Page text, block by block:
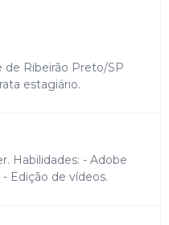
de Ribeirão Preto/SP
estagiário.
Habilidades: - Adobe
Edição de vídeos.